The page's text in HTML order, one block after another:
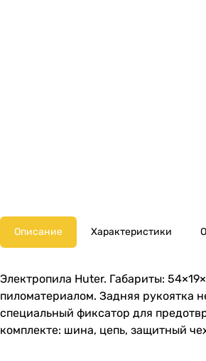
Описание Характеристики
Электропила Huter. Габариты:
пиломатериалом. Задняя рукоятка
специальный фиксатор для
комплекте: шина, цепь, защитный